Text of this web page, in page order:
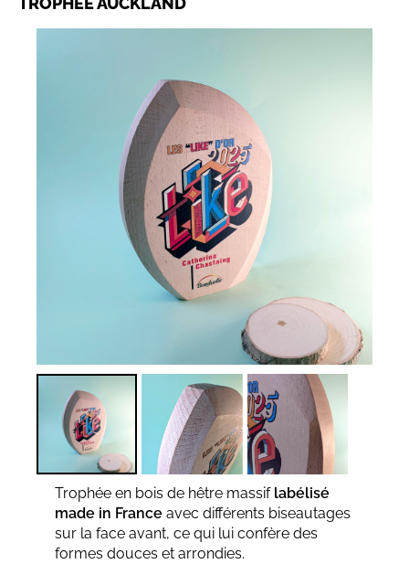
Trophée en bois de hêtre massif labélisé
made in France avec différents biseautages
sur la face avant, ce qui lui confère des
formes douces et arrondies.